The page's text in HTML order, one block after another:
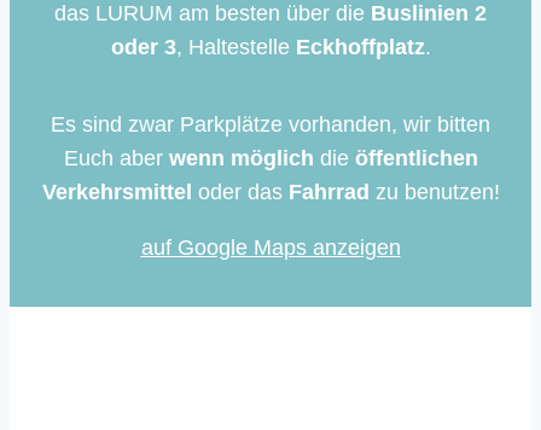
das LURUM am besten über die Buslinien 2
oder 3, Haltestelle Eckhoffplatz.
Es sind zwar Parkplätze vorhanden, wir bitten
Euch aber wenn möglich die öffentlichen
Verkehrsmittel oder das Fahrrad zu benutzen!
auf Google Maps anzeigen